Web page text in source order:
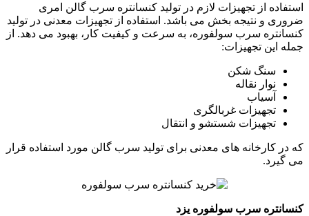
استفاده از تجهیزات لازم در تولید کنسانتره سرب گالن امری
ضروری و نتیجه بخش می باشد. استفاده از تجهیزات معدنی در تولید
کنسانتره سرب سولفوره، به سرعت و کیفیت کار، بهبود می دهد. از
جمله این تجهیزات:
سنگ شکن
نوار نقاله
آسیاب
تجهیزات غربالگری
تجهیزات شستشو و انتقال
که در کارخانه های معدنی برای تولید سرب گالن مورد استفاده قرار
می گیرد.
کنسانتره سرب سولفوره یزد